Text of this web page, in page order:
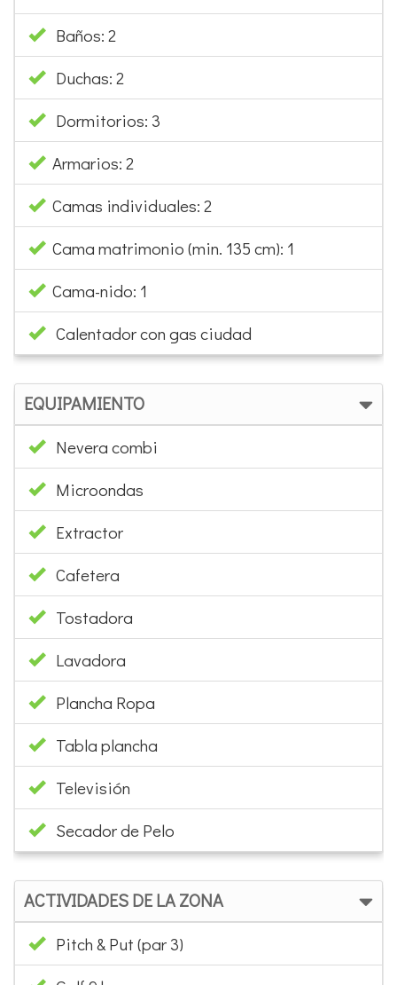
Baños: 2
Duchas: 2
Dormitorios: 3
Armarios: 2
Camas individuales: 2
Cama matrimonio (min. 135 cm): 1
Cama-nido: 1
Calentador con gas ciudad
EQUIPAMIENTO
Nevera combi
Microondas
Extractor
Cafetera
Tostadora
Lavadora
Plancha Ropa
Tabla plancha
Televisión
Secador de Pelo
ACTIVIDADES DE LA ZONA
Pitch & Put (par 3)